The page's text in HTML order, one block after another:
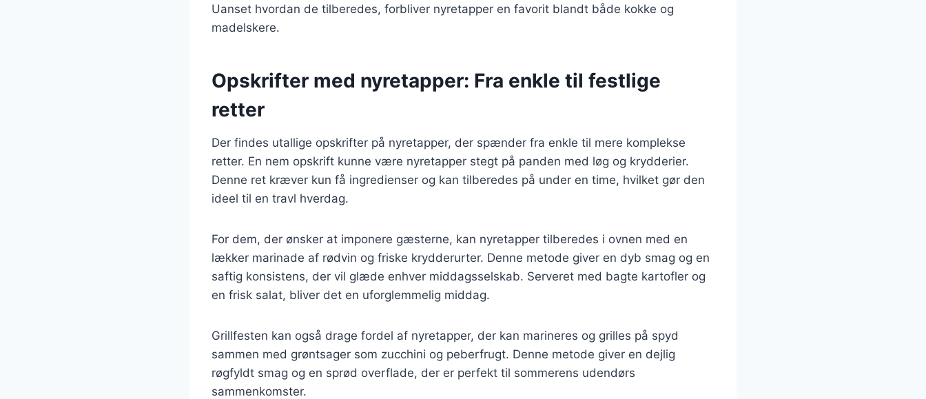
Uanset hvordan de tilberedes, forbliver nyretapper en favorit blandt både kokke og
madelskere.
Opskrifter med nyretapper: Fra enkle til festlige
retter
Der findes utallige opskrifter på nyretapper, der spænder fra enkle til mere komplekse
retter. En nem opskrift kunne være nyretapper stegt på panden med løg og krydderier.
Denne ret kræver kun få ingredienser og kan tilberedes på under en time, hvilket gør den
ideel til en travl hverdag.
For dem, der ønsker at imponere gæsterne, kan nyretapper tilberedes i ovnen med en
lækker marinade af rødvin og friske krydderurter. Denne metode giver en dyb smag og en
saftig konsistens, der vil glæde enhver middagsselskab. Serveret med bagte kartofler og
en frisk salat, bliver det en uforglemmelig middag.
Grillfesten kan også drage fordel af nyretapper, der kan marineres og grilles på spyd
sammen med grøntsager som zucchini og peberfrugt. Denne metode giver en dejlig
røgfyldt smag og en sprød overflade, der er perfekt til sommerens udendørs
sammenkomster.